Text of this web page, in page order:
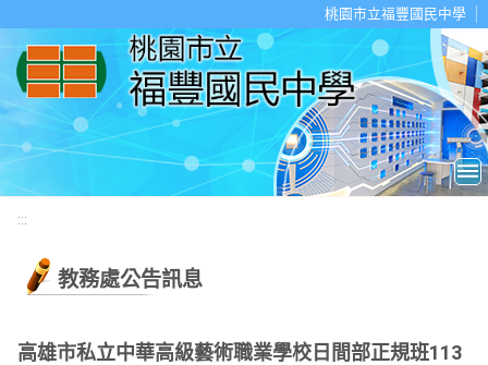
桃園市立福豐國民中學
:::
教務處公告訊息
高雄市私立中華高級藝術職業學校日間部正規班113